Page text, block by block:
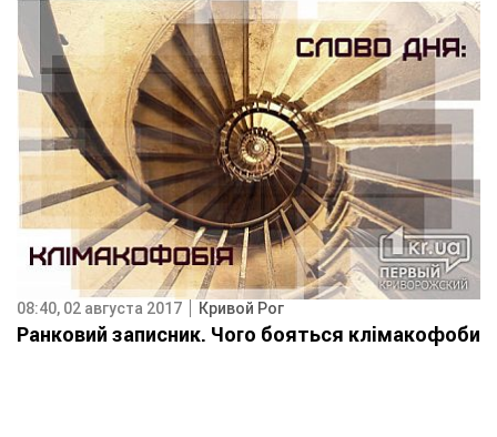
08:40, 02 августа 2017 Кривой Рог
Ранковий записник. Чого бояться клімакофоби